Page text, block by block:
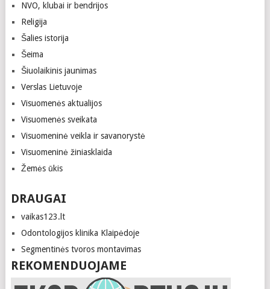
NVO, klubai ir bendrijos
Religija
Šalies istorija
Šeima
Šiuolaikinis jaunimas
Verslas Lietuvoje
Visuomenės aktualijos
Visuomenės sveikata
Visuomeninė veikla ir savanorystė
Visuomeninė žiniasklaida
Žemės ūkis
DRAUGAI
vaikas123.lt
Odontologijos klinika Klaipėdoje
Segmentinės tvoros montavimas
REKOMENDUOJAME